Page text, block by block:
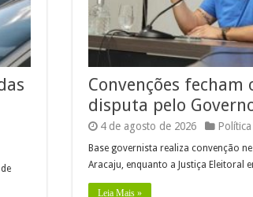
Convenções
disputa pelo
4 de agosto de 2026 Política
Base governista realiza convenção
Aracaju, enquanto a Justiça Eleitoral
Leia Mais »